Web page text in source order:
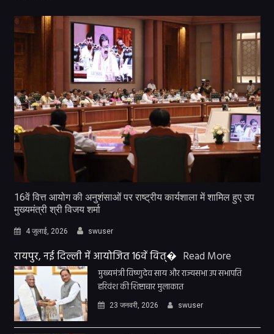
16वें वित्त आयोग की अनुशंसाओं पर राष्ट्रीय कार्यशाला में शामिल हुए उप
मुख्यमंत्री श्री विजय शर्मा
4 जुलाई, 2026 swuser
रायपुर, नई दिल्ली में आयोजित 16वें वित्� Read More
मुख्यमंत्री विष्णुदेव साय और राज्यसभा उप सभापति
हरिवंश की शिष्टाचार मुलाकात
23 जनवरी, 2026 swuser